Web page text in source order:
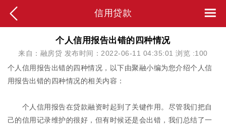
信用贷款
个人信用报告出错的四种情况
来自：融房贷 发布时间：2022-06-11 04:35:01 浏览 :100
个人信用报告出错的四种情况，以下由聚融小编为您介绍个人信
用报告出错的四种情况的相关内容：
个人信用报告在贷款融资时起到了关键作用。尽管我们把自
己的信用记录维护的很好，但有时候还是会出错，我们总结了一